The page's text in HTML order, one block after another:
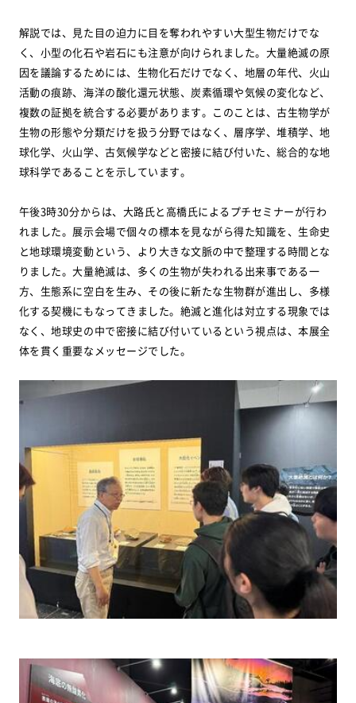
解説では、見た目の迫力に目を奪われやすい大型生物だけでな
く、小型の化石や岩石にも注意が向けられました。大量絶滅の原
因を議論するためには、生物化石だけでなく、地層の年代、火山
活動の痕跡、海洋の酸化還元状態、炭素循環や気候の変化など、
複数の証拠を統合する必要があります。このことは、古生物学が
生物の形態や分類だけを扱う分野ではなく、層序学、堆積学、地
球化学、火山学、古気候学などと密接に結び付いた、総合的な地
球科学であることを示しています。
午後3時30分からは、大路氏と高橋氏によるプチセミナーが行わ
れました。展示会場で個々の標本を見ながら得た知識を、生命史
と地球環境変動という、より大きな文脈の中で整理する時間とな
りました。大量絶滅は、多くの生物が失われる出来事である一
方、生態系に空白を生み、その後に新たな生物群が進出し、多様
化する契機にもなってきました。絶滅と進化は対立する現象では
なく、地球史の中で密接に結び付いているという視点は、本展全
体を貫く重要なメッセージでした。